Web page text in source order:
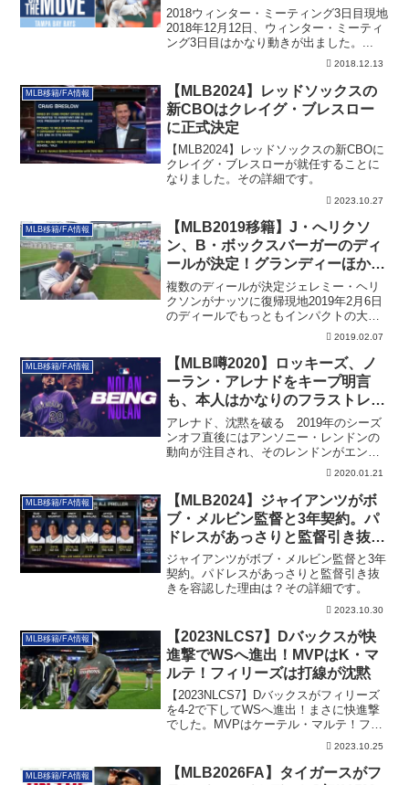
2018ウィンター・ミーティング3日目現地
2018年12月12日、ウィンター・ミーティ
ング3日目はかなり動きが出ました。...
2018.12.13
MLB移籍/FA情報
【MLB2024】レッドソックスの
新CBOはクレイグ・ブレスロー
に正式決定
【MLB2024】レッドソックスの新CBOに
クレイグ・ブレスローが就任することに
なりました。その詳細です。
2023.10.27
MLB移籍/FA情報
【MLB2019移籍】J・へリクソ
ン、B・ボックスバーガーのディ
ールが決定！グランディーほかマ
イナー・ディール詳細も
複数のディールが決定ジェレミー・ヘリ
クソンがナッツに復帰現地2019年2月6日
のディールでもっともインパクトの大き
2019.02.07
MLB移籍/FA情報
【MLB噂2020】ロッキーズ、ノ
ーラン・アレナドをキープ明言
も、本人はかなりのフラストレー
ション
アレナド、沈黙を破る 2019年のシーズ
ンオフ直後にはアンソニー・レンドンの
動向が注目され、そのレンドンがエンゼ
2020.01.21
MLB移籍/FA情報
【MLB2024】ジャイアンツがボ
ブ・メルビン監督と3年契約。パ
ドレスがあっさりと監督引き抜き
を容認した理由は？
ジャイアンツがボブ・メルビン監督と3年
契約。パドレスがあっさりと監督引き抜
きを容認した理由は？その詳細です。
2023.10.30
MLB移籍/FA情報
【2023NLCS7】Dバックスが快
進撃でWSへ進出！MVPはK・マ
ルテ！フィリーズは打線が沈黙
【2023NLCS7】Dバックスがフィリーズ
を4-2で下してWSへ進出！まさに快進撃
でした。MVPはケーテル・マルテ！フィ
リーズは打線が沈黙しました。 2023.10.25
MLB移籍/FA情報
【MLB2026FA】タイガースがフ